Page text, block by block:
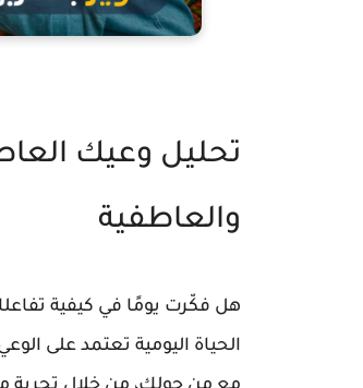
تحليل وعيك
والعاطفية
هل فكّرت يومًا في كيفية
الحياة اليومية تعتمد على